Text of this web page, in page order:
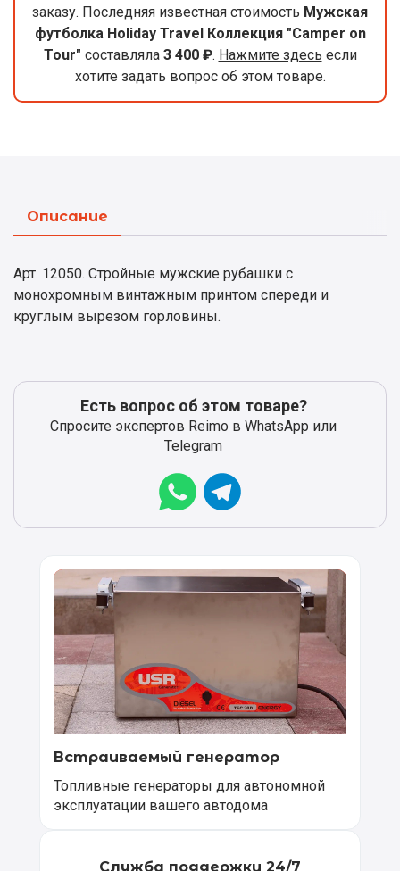
заказу. Последняя известная стоимость Мужская
футболка Holiday Travel Коллекция "Camper on
Tour" составляла 3 400 ₽. Нажмите здесь если
хотите задать вопрос об этом товаре.
Описание
Арт. 12050. Стройные мужские рубашки с
монохромным винтажным принтом спереди и
круглым вырезом горловины.
Есть вопрос об этом товаре?
Спросите экспертов Reimo в WhatsApp или
Telegram
Встраиваемый генератор
Топливные генераторы для автономной
эксплуатации вашего автодома
Служба поддержки 24/7